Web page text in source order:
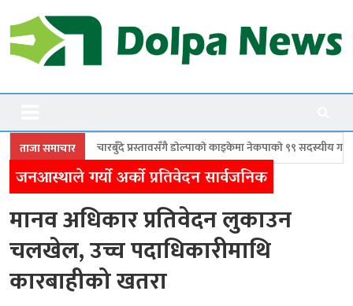
to
content
Dolpanews
ताजा समाचार
प्रस्तावसँगै डाेल्पाकाे काइकेमा नेकपाकाे ९९ सदस्यीय गाउँ समिति गठन
जनआस्थाले गर्याे अर्काे प्रतिवेदन सार्वजनिक
मानव अधिकार प्रतिवेदन लुकाउन
चलखेल, उच्च पदाधिकारीमाथि
कारबाहीको खतरा